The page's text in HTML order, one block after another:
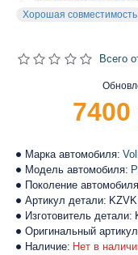
Хорошая совместимость
Наличие: Нет в
Марка автомобиля:
Модель автомобиля:
Поколение
Артикул детали:
Изготовитель детали:
Оригинальный
Всего